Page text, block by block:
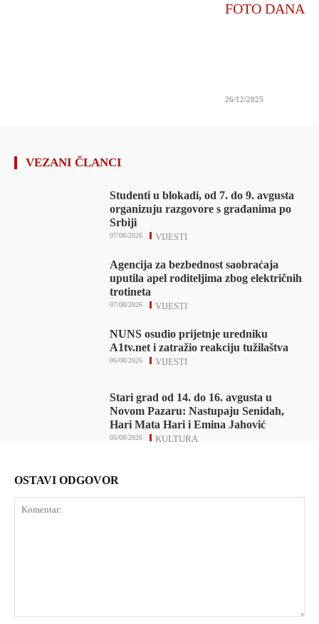
FOTO DANA
26/12/2025
VEZANI ČLANCI
Studenti u blokadi, od 7. do 9. avgusta
organizuju razgovore s građanima po
Srbiji
VIJESTI
07/08/2026
Agencija za bezbednost saobraćaja
uputila apel roditeljima zbog električnih
trotineta
VIJESTI
07/08/2026
NUNS osudio prijetnje uredniku
A1tv.net i zatražio reakciju tužilaštva
VIJESTI
06/08/2026
Stari grad od 14. do 16. avgusta u
Novom Pazaru: Nastupaju Senidah,
Hari Mata Hari i Emina Jahović
KULTURA
05/08/2026
OSTAVI ODGOVOR